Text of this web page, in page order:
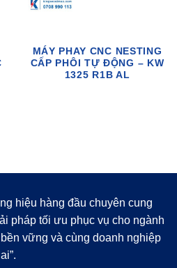
MÁY PHAY CNC NESTING
CẤP PHÔI TỰ ĐỘNG – KW
1325 R1B AL
hiệu hàng đầu chuyên cung
pháp tối ưu phục vụ cho ngành
vững và cùng doanh nghiệp